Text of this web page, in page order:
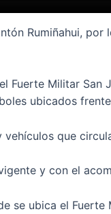
Rumiñahui,
Fuerte Militar
ubicados
que
y con el
se ubica el